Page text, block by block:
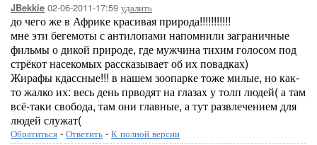
JBekkie 02-06-2011-17:59 удалить
до чего же в Африке красивая природа!!!!!!!!!!!
мне эти бегемоты с антилопами напомнили заграничные
фильмы о дикой природе, где мужчина тихим голосом под
стрёкот насекомых рассказывает об их повадках)
Жирафы кдассные!!! в нашем зоопарке тоже милые, но как-
то жалко их: весь день прводят на глазах у толп людей( а там
всё-таки свобода, там они главные, а тут развлечением для
людей служат(
Обратиться - Ответить - К полной версии